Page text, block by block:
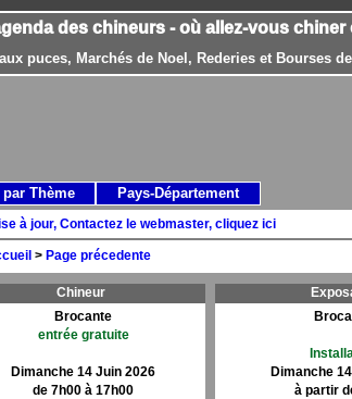
des chineurs - où allez-vous chiner
puces, Marchés de Noel, Rederies et Bourses
à jour, Contactez le webmaster, cliquez ici
> Page précedente
Chineur
Brocante
entrée gratuite
Dimanche 14 Juin 2026
de 7h00 à 17h00
Dimanche
à partir
par Thème Pays-Département